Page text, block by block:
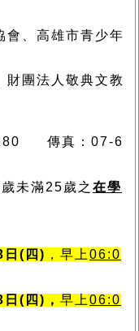
會、高雄市青少年
財團法人敬典文教
傳真： 07-6
歲未滿25歲之 在學
日 (四) ， 早上 06:0
(四)， 早上 06:0